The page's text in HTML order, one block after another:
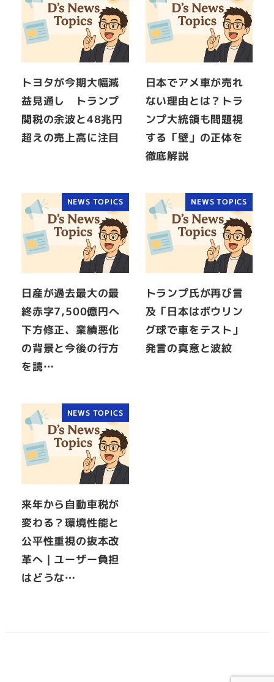
トヨタが今期大幅減
益見通し トランプ
関税の余波と48兆円
超えの売上高に注目
日本でアメ車が売れ
ない理由とは？トラ
ンプ大統領も問題視
する「壁」の正体を
徹底解説
NEWS TOPICS
日産が過去最大の最
終赤字7,500億円へ
下方修正、業績悪化
の背景と今後の行方
を読…
NEWS TOPICS
トランプ氏が再び言
及「日本はボウリン
グ球で車をテスト」
発言の真意と波紋
NEWS TOPICS
来年から自動車税が
変わる？環境性能と
公平性重視の抜本改
革へ｜ユーザー負担
はどうな…